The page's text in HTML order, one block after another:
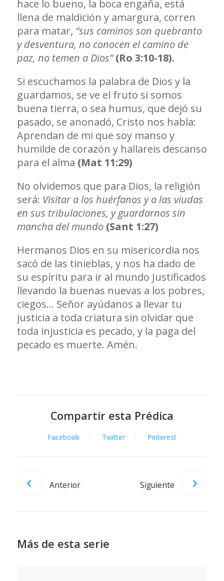
hace lo bueno, la boca engaña, está
llena de maldición y amargura, corren
para matar, “sus caminos son quebranto
y desventura, no conocen el camino de
paz, no temen a Dios” (Ro 3:10-18).
Si escuchamos la palabra de Dios y la
guardamos, se ve el fruto si somos
buena tierra, o sea humus, que dejó su
pasado, se anonadó, Cristo nos habla:
Aprendan de mi que soy manso y
humilde de corazón y hallareis descanso
para el alma (Mat 11:29)
No olvidemos que para Dios, la religión
será: Visitar a los huérfanos y a las viudas
en sus tribulaciones, y guardarnos sin
mancha del mundo (Sant 1:27)
Hermanos Dios en su misericordia nos
sacó de las tinieblas, y nos ha dado de
su espíritu para ir al mundo Justificados
llevando la buenas nuevas a los pobres,
ciegos… Señor ayúdanos a llevar tu
justicia a toda criatura sin olvidar que
toda injusticia es pecado, y la paga del
pecado es muerte. Amén.
Compartir esta Prédica
Facebook Twitter Pinterest
Anterior Siguiente
Más de esta serie